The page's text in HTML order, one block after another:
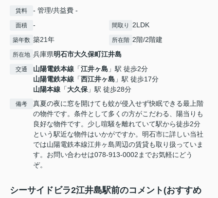
賃料 - 管理/共益費 -
面積 - 間取り 2LDK
築年数 築21年 所在階 2階/2階建
所在地 兵庫県明石市大久保町江井島
交通 山陽電鉄本線 「江井ヶ島 」駅 徒歩2分
山陽電鉄本線 「西江井ヶ島 」駅 徒歩17分
山陽本線 「大久保」駅 徒歩28分
備考
真夏の夜に窓を開けても蚊が侵入せず快眠できる最上階
の物件です。条件として多くの方がこだわる、陽当りも
良好な物件です。少し喧騒を離れていて駅から徒歩2分
という駅近な物件はいかがですか。明石市に詳しい当社
では山陽電鉄本線江井ヶ島周辺の賃貸も取り扱っていま
す。お問い合わせは078-913-0002までお気軽にどう
ぞ。
シーサイドビラ2江井島駅前のコメント(おすすめ